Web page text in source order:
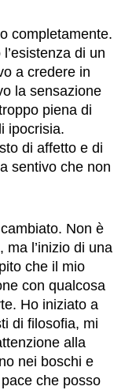
completamente.
di un
a credere in
la sensazione
piena di
ipocrisia.
di affetto e di
sentivo che non
Non è
ma l’inizio di una
che il mio
con qualcosa
Ho iniziato a
di filosofia, mi
alla
nei boschi e
che posso